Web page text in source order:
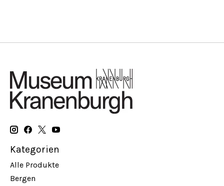
Kategorien
Alle Produkte
Bergen